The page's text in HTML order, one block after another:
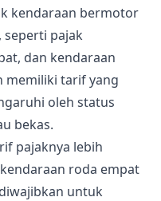
kendaraan bermotor
seperti pajak
dan kendaraan
memiliki tarif yang
oleh status
bekas.
pajaknya lebih
roda empat
untuk